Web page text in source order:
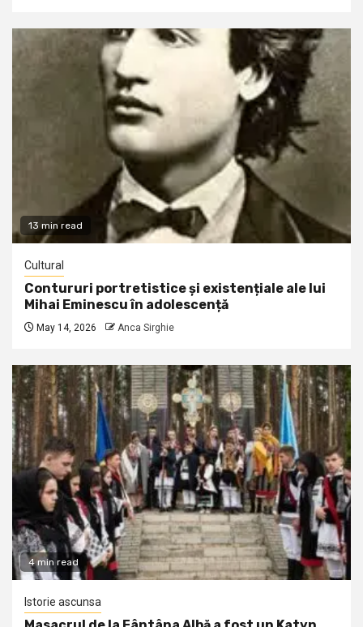
13 min read
Cultural
Contururi portretistice și existențiale ale lui
Mihai Eminescu în adolescență
May 14, 2026 Anca Sirghie
4 min read
Istorie ascunsa